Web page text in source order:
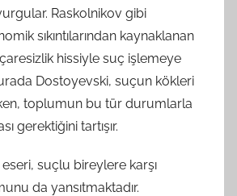
Raskolnikov gibi
sıkıntılarından kaynaklanan
hissiyle suç işlemeye
Dostoyevski, suçun kökleri
toplumun bu tür durumlarla
gerektiğini tartışır.
suçlu bireylere karşı
da yansıtmaktadır.